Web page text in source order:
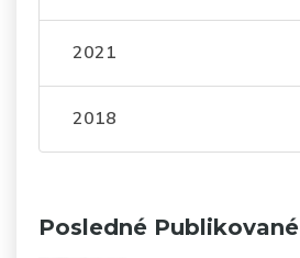
2021
2018
Posledné Publikované